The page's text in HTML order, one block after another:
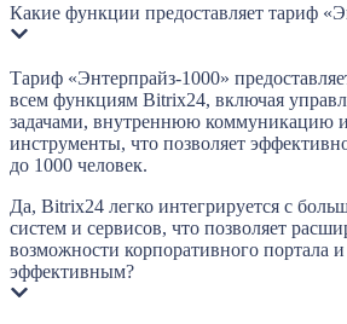
Какие функции предоставляет тариф
Тариф «Энтерпрайз-1000»
всем функциям Bitrix24, включая
задачами, внутреннюю коммуникацию
инструменты, что позволяет
до 1000 человек.
Да, Bitrix24 легко интегрируется с
систем и сервисов, что позволяет
возможности корпоративного портала и
эффективным?